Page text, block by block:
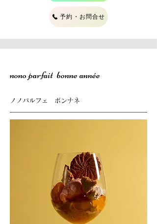
予約・お問合せ
nono parfait bonne année
ノノパルフェ ボンナネ